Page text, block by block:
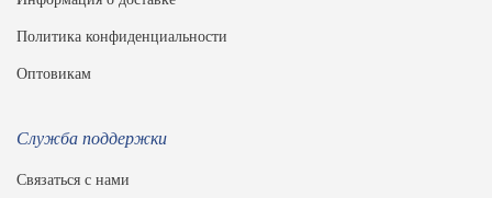
Политика конфиденциальности
Оптовикам
Служба поддержки
Связаться с нами